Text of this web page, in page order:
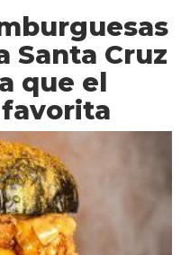
Santa Cruz
que el